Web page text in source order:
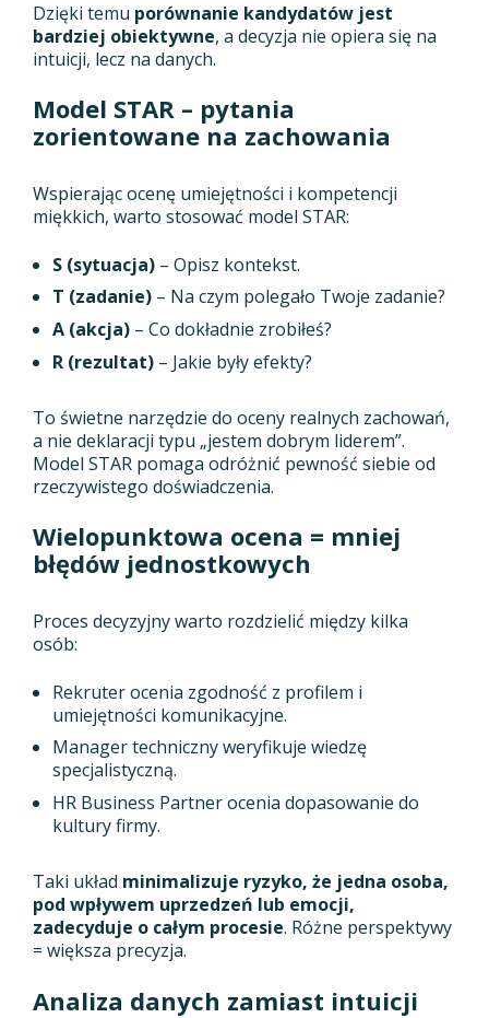
Dzięki temu porównanie kandydatów jest
bardziej obiektywne, a decyzja nie opiera się na
intuicji, lecz na danych.
Model STAR – pytania
zorientowane na zachowania
Wspierając ocenę umiejętności i kompetencji
miękkich, warto stosować model STAR:
S (sytuacja)– Opisz kontekst.
T (zadanie)– Na czym polegało Twoje zadanie?
A (akcja)– Co dokładnie zrobiłeś?
R (rezultat)– Jakie były efekty?
To świetne narzędzie do oceny realnych zachowań,
a nie deklaracji typu „jestem dobrym liderem”.
Model STAR pomaga odróżnić pewność siebie od
rzeczywistego doświadczenia.
Wielopunktowa ocena = mniej
błędów jednostkowych
Proces decyzyjny warto rozdzielić między kilka
osób:
Rekruter ocenia zgodność z profilem i
umiejętności komunikacyjne.
Manager techniczny weryfikuje wiedzę
specjalistyczną.
HR Business Partner ocenia dopasowanie do
kultury firmy.
Taki układ minimalizuje ryzyko, że jedna osoba,
pod wpływem uprzedzeń lub emocji,
zadecyduje o całym procesie. Różne perspektywy
= większa precyzja.
Analiza danych zamiast intuicji